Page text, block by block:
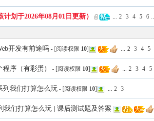
划于2026年08月01日更新） ... 2 3 4 5 6 ..
开发有前途吗 - [阅读权限 10] ... 2 3 4 5
序（有彩蛋） - [阅读权限 10] ... 2 3 4 5
列我们打算怎么玩 - [阅读权限 10] ... 2 3
我们打算怎么玩 | 课后测试题及答案